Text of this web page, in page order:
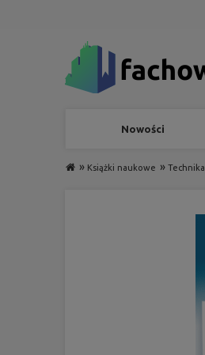
Nowości
» Książki naukowe » Technika